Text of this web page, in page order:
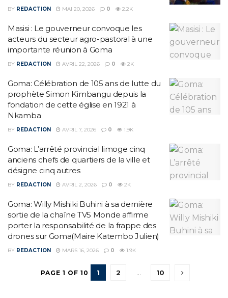
BY REDACTION MAI 20, 2026 0 2.2K
Masisi : Le gouverneur convoque les
acteurs du secteur agro-pastoral à une
importante réunion à Goma
BY REDACTION AVRIL 22, 2026 0 2K
Goma: Célébration de 105 ans de lutte du
prophète Simon Kimbangu depuis la
fondation de cette église en 1921 à
Nkamba
BY REDACTION AVRIL 7, 2026 0 1.9K
Goma: L’arrêté provincial limoge cinq
anciens chefs de quartiers de la ville et
désigne cinq autres
BY REDACTION AVRIL 2, 2026 0 2K
Goma: Willy Mishiki Buhini à sa dernière
sortie de la chaîne TV5 Monde affirme
porter la responsabilité de la frappe des
drones sur Goma(Maire Katembo Julien)
BY REDACTION MARS 16, 2026 0 1.9K
PAGE 1 OF 10 1 2 10